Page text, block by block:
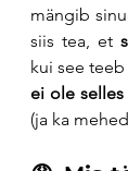
mängib
siis tea, et
kui see
ei ole selles
(ja ka